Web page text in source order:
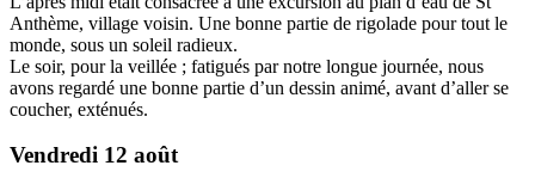
Anthème, village voisin. Une bonne partie de rigolade pour tout le
monde, sous un soleil radieux.
Le soir, pour la veillée ; fatigués par notre longue journée, nous
avons regardé une bonne partie d’un dessin animé, avant d’aller se
coucher, exténués.
Vendredi 12 août